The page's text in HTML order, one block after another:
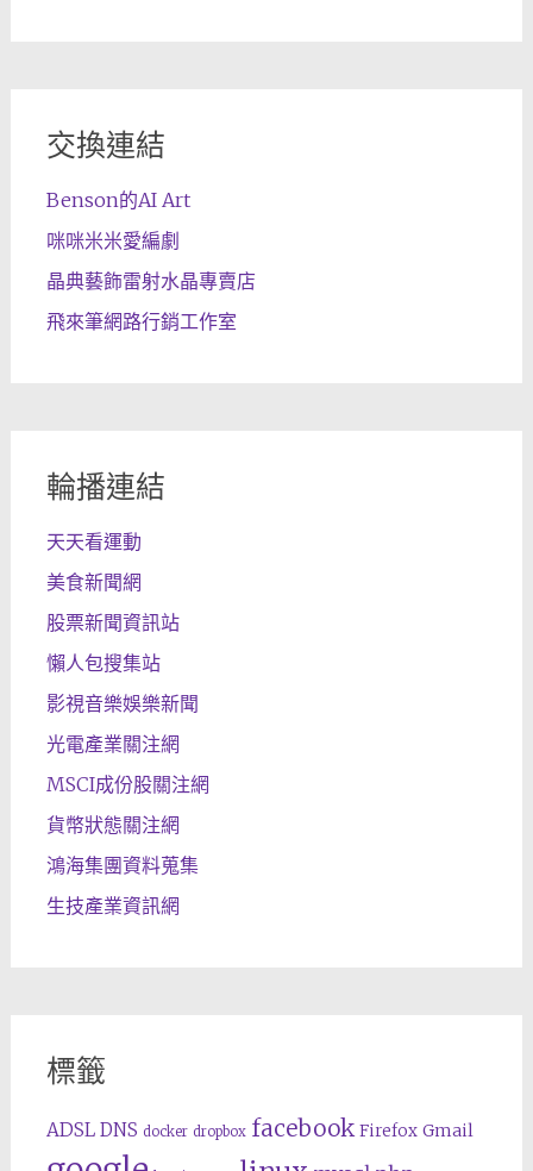
交換連結
Benson的AI Art
咪咪米米愛編劇
晶典藝飾雷射水晶專賣店
飛來筆網路行銷工作室
輪播連結
天天看運動
美食新聞網
股票新聞資訊站
懶人包搜集站
影視音樂娛樂新聞
光電產業關注網
MSCI成份股關注網
貨幣狀態關注網
鴻海集團資料蒐集
生技產業資訊網
標籤
ADSL DNS docker dropbox facebook Firefox Gmail